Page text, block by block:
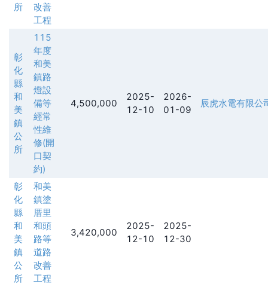
所
改善
工程
彰
化
縣
和
美
鎮
公
所
115
年度
和美
鎮路
燈設
備等
經常
性維
修(開
口契
約)
4,500,000
2025-
12-10
2026-
01-09
辰虎水電有限公
彰
化
縣
和
美
鎮
公
所
和美
鎮塗
厝里
和頭
路等
道路
改善
工程
3,420,000
2025-
12-10
2025-
12-30